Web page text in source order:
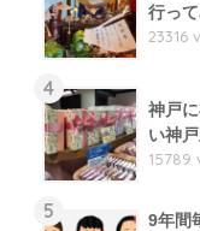
行っ
23316
4
神戸
い神
15789
5
9年間